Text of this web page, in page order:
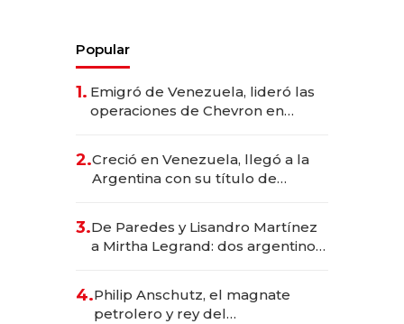
Popular
1. Emigró de Venezuela, lideró las
operaciones de Chevron en
2.Creció en Venezuela, llegó a la
Argentina con su título de
las marcas "fast premium"
3.De Paredes y Lisandro Martínez
a Mirtha Legrand: dos argentinos
4.Philip Anschutz, el magnate
petrolero y rey del